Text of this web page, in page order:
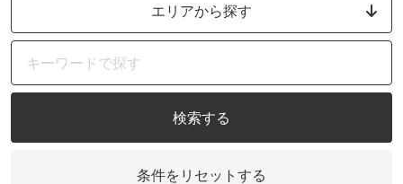
エリアから探す
検索する
条件をリセットする